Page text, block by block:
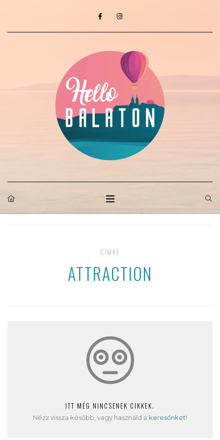
CÍMKE
ATTRACTION
ITT MÉG NINCSENEK CIKKEK.
Nézz vissza később, vagy használd a keresőnket!